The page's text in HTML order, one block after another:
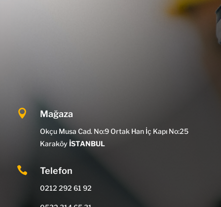
 Mağaza
Okçu Musa Cad. No:9 Ortak Han İç Kapı No:25
Karaköy İSTANBUL
 Telefon
0212 292 61 92